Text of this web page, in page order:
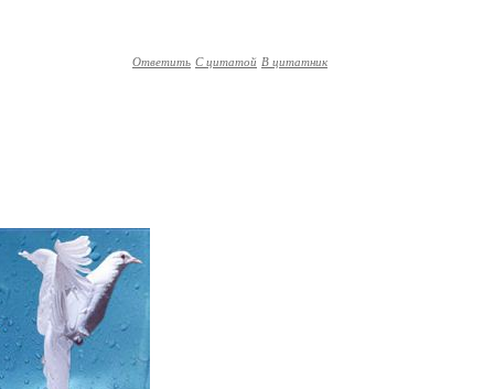
Ответить С цитатой В цитатник